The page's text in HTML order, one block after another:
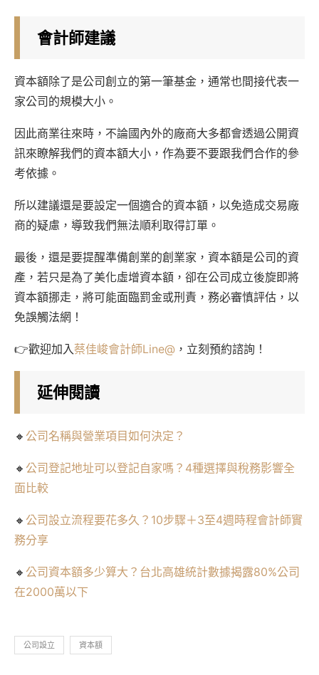
會計師建議
資本額除了是公司創立的第一筆基金，通常也間接代表一
家公司的規模大小。
因此商業往來時，不論國內外的廠商大多都會透過公開資
訊來瞭解我們的資本額大小，作為要不要跟我們合作的參
考依據。
所以建議還是要設定一個適合的資本額，以免造成交易廠
商的疑慮，導致我們無法順利取得訂單。
最後，還是要提醒準備創業的創業家，資本額是公司的資
產，若只是為了美化虛增資本額，卻在公司成立後旋即將
資本額挪走，將可能面臨罰金或刑責，務必審慎評估，以
免誤觸法網！
👉歡迎加入蔡佳峻會計師Line@ ，立刻預約諮詢！
延伸閱讀
🔸 公司名稱與營業項目如何決定？
🔸 公司登記地址可以登記自家嗎？4種選擇與稅務影響全
面比較
🔸 公司設立流程要花多久？10步驟＋3至4週時程會計師實
務分享
🔸 公司資本額多少算大？台北高雄統計數據揭露80%公司
在2000萬以下
公司設立 資本額